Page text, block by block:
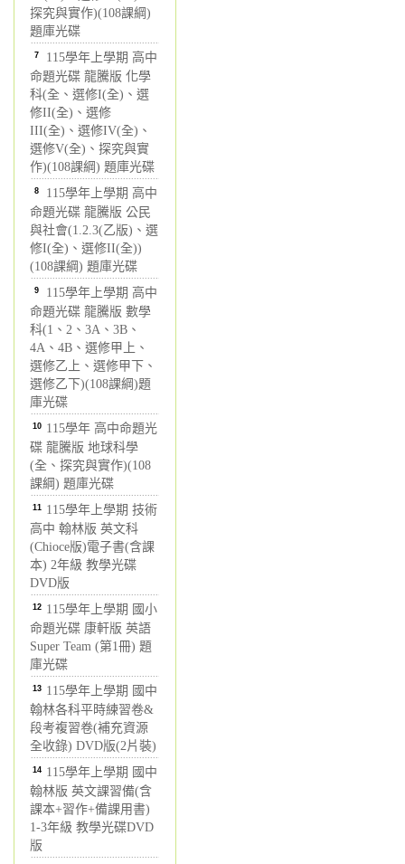
探究與實作)(108課綱)
題庫光碟
7 115學年上學期 高中
命題光碟 龍騰版 化學
科(全、選修I(全)、選
修II(全)、選修
III(全)、選修IV(全)、
選修V(全)、探究與實
作)(108課綱) 題庫光碟
8 115學年上學期 高中
命題光碟 龍騰版 公民
與社會(1.2.3(乙版)、選
修I(全)、選修II(全))
(108課綱) 題庫光碟
9 115學年上學期 高中
命題光碟 龍騰版 數學
科(1、2、3A、3B、
4A、4B、選修甲上、
選修乙上、選修甲下、
選修乙下)(108課綱)題
庫光碟
10 115學年 高中命題光
碟 龍騰版 地球科學
(全、探究與實作)(108
課綱) 題庫光碟
11 115學年上學期 技術
高中 翰林版 英文科
(Chioce版)電子書(含課
本) 2年級 教學光碟
DVD版
12 115學年上學期 國小
命題光碟 康軒版 英語
Super Team (第1冊) 題
庫光碟
13 115學年上學期 國中
翰林各科平時練習卷&
段考複習卷(補充資源
全收錄) DVD版(2片裝)
14 115學年上學期 國中
翰林版 英文課習備(含
課本+習作+備課用書)
1-3年級 教學光碟DVD
版